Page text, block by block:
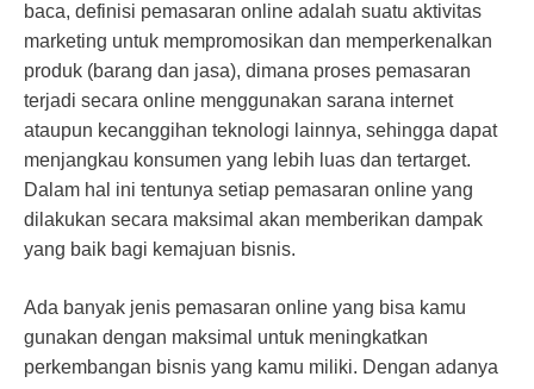
baca, definisi pemasaran online adalah suatu aktivitas
marketing untuk mempromosikan dan memperkenalkan
produk (barang dan jasa), dimana proses pemasaran
terjadi secara online menggunakan sarana internet
ataupun kecanggihan teknologi lainnya, sehingga dapat
menjangkau konsumen yang lebih luas dan tertarget.
Dalam hal ini tentunya setiap pemasaran online yang
dilakukan secara maksimal akan memberikan dampak
yang baik bagi kemajuan bisnis.
Ada banyak jenis pemasaran online yang bisa kamu
gunakan dengan maksimal untuk meningkatkan
perkembangan bisnis yang kamu miliki. Dengan adanya